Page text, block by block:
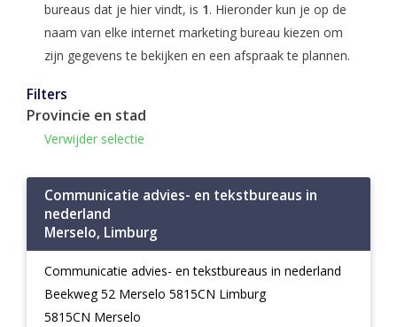
bureaus dat je hier vindt, is 1. Hieronder kun je op de
naam van elke internet marketing bureau kiezen om
zijn gegevens te bekijken en een afspraak te plannen.
Filters
Provincie en stad
Verwijder selectie
Communicatie advies- en tekstbureaus in
nederland
Merselo, Limburg
Communicatie advies- en tekstbureaus in nederland
Beekweg 52 Merselo 5815CN Limburg
5815CN Merselo